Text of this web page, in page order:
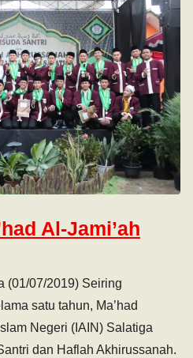
Al-Jami’ah
(01/07/2019) Seiring
satu tahun, Ma’had
Negeri (IAIN) Salatiga
dan Haflah Akhirussanah.